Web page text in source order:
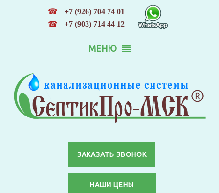
☎ +7 (926) 704 74 01
☎ +7 (903) 714 44 12
МЕНЮ
ЗАКАЗАТЬ ЗВОНОК
НАШИ ЦЕНЫ